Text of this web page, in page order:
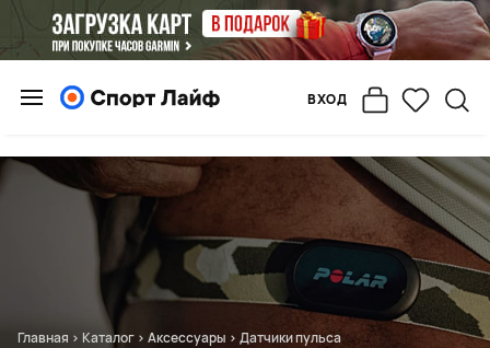
ВХОД
Главная > Каталог > Аксессуары > Датчики пульса